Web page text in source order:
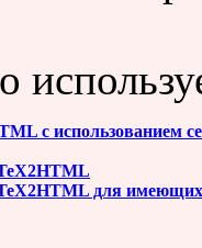
с использованием
для имеющих